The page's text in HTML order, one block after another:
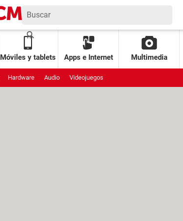
Móviles y tablets Apps e Internet Multimedia
Hardware Audio Videojuegos